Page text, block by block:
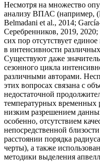
Несмотря на множество
анализу ВПАС (например,
Belmadani et al., 2014;
Серебренников, 2019,
сих пор отсутствует
в интенсивности
Существуют даже
сезонного цикла
различными авторами.
этих вопросах связана с
недостаточной
температурных
низким разрешением
особенно, отсутствием
непосредственной
расстоянии порядка
черты), а также
методики выделения